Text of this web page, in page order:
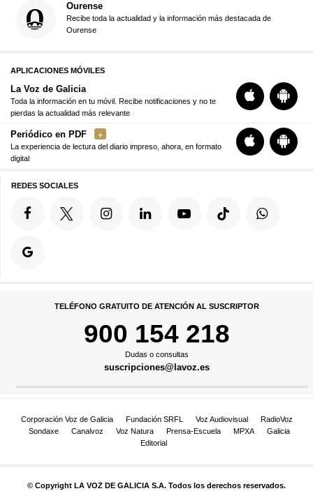
Ourense
Recibe toda la actualidad y la información más destacada de
Ourense
APLICACIONES MÓVILES
La Voz de Galicia
Toda la información en tu móvil. Recibe notificaciones y no te
pierdas la actualidad más relevante
Periódico en PDF
La experiencia de lectura del diario impreso, ahora, en formato
digital
REDES SOCIALES
TELÉFONO GRATUITO DE ATENCIÓN AL SUSCRIPTOR
900 154 218
Dudas o consultas
suscripciones@lavoz.es
Corporación Voz de Galicia Fundación SRFL Voz Audiovisual
RadioVoz
Sondaxe
Canalvoz Voz Natura Prensa-Escuela MPXA
Galicia
Editorial
© Copyright LA VOZ DE GALICIA S.A. Todos los derechos reservados.